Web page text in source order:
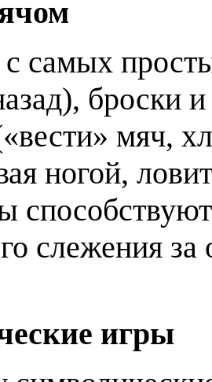
самых
броски
мяч,
ногой,
слежения
игры